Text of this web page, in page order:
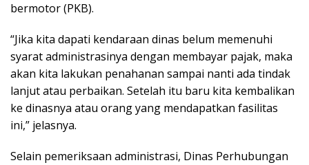
bermotor (PKB).
“Jika kita dapati kendaraan dinas belum memenuhi
syarat administrasinya dengan membayar pajak, maka
akan kita lakukan penahanan sampai nanti ada tindak
lanjut atau perbaikan. Setelah itu baru kita kembalikan
ke dinasnya atau orang yang mendapatkan fasilitas
ini,” jelasnya.
Selain pemeriksaan administrasi, Dinas Perhubungan